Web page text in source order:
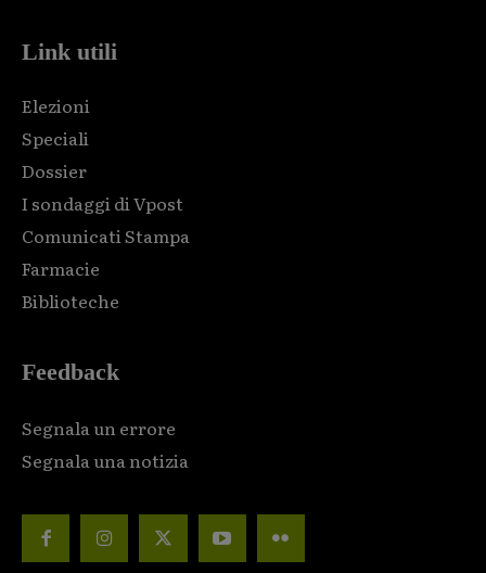
Link utili
Elezioni
Speciali
Dossier
I sondaggi di Vpost
Comunicati Stampa
Farmacie
Biblioteche
Feedback
Segnala un errore
Segnala una notizia